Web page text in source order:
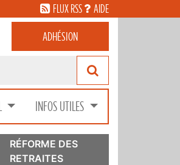
FLUX RSS AIDE
ADHÉSION
INFOS UTILES
RÉFORME DES
RETRAITES